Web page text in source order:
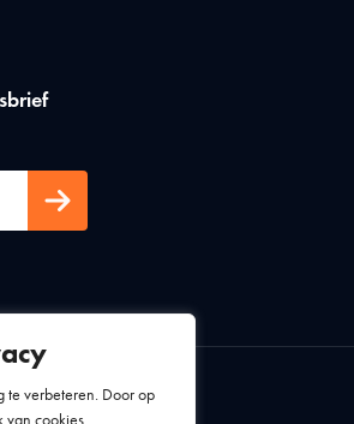
te verbeteren. Door op
van cookies.